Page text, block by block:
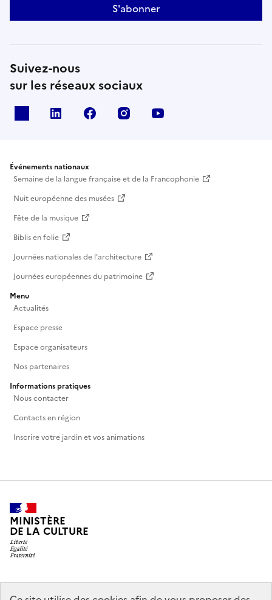
S'abonner
Suivez-nous
sur les réseaux sociaux
Linkedin Facebook Instagram
Événements nationaux
Semaine de la langue française et de la Francophonie
Nuit européenne des musées
Fête de la musique
Biblis en folie
Journées nationales de l'architecture
Journées européennes du patrimoine
Menu
Actualités
Espace presse
Espace organisateurs
Nos partenaires
Informations pratiques
Nous contacter
Contacts en région
Inscrire votre jardin et vos animations
MINISTÈRE
DE LA CULTURE
legifrance.gouv.fr info.gouv.fr